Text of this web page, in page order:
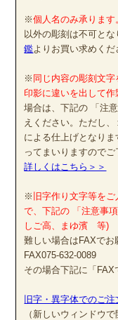
※個人名のみ承ります
以外の彫刻は不可と
鑑よりお買い求めくだ
※ 同じ内容の彫刻文
印影に違いを出して作
場合は、下記の 「注
えください。ただし
による仕上げとなり
ってまいりますのでご
詳しくはこちら＞＞
※ 旧字作り文字等を
で、下記の 「注意事
しご高、まゆ濱 等)
難しい場合はFAXでお
FAX075-632-0089
その場合下記に「FAX
旧字・異字体でのご注
（新しいウィンドウで